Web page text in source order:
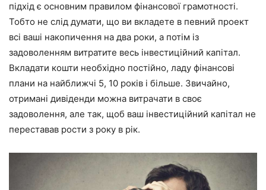
підхід є основним правилом фінансової грамотності.
Тобто не слід думати, що ви вкладете в певний проект
всі ваші накопичення на два роки, а потім із
задоволенням витратите весь інвестиційний капітал.
Вкладати кошти необхідно постійно, ладу фінансові
плани на найближчі 5, 10 років і більше. Звичайно,
отримані дивіденди можна витрачати в своє
задоволення, але так, щоб ваш інвестиційний капітал не
переставав рости з року в рік.